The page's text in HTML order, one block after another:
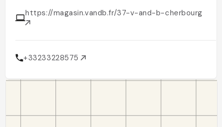
https://magasin.vandb.fr/37-v-and-b-cherbourg
+33233228575